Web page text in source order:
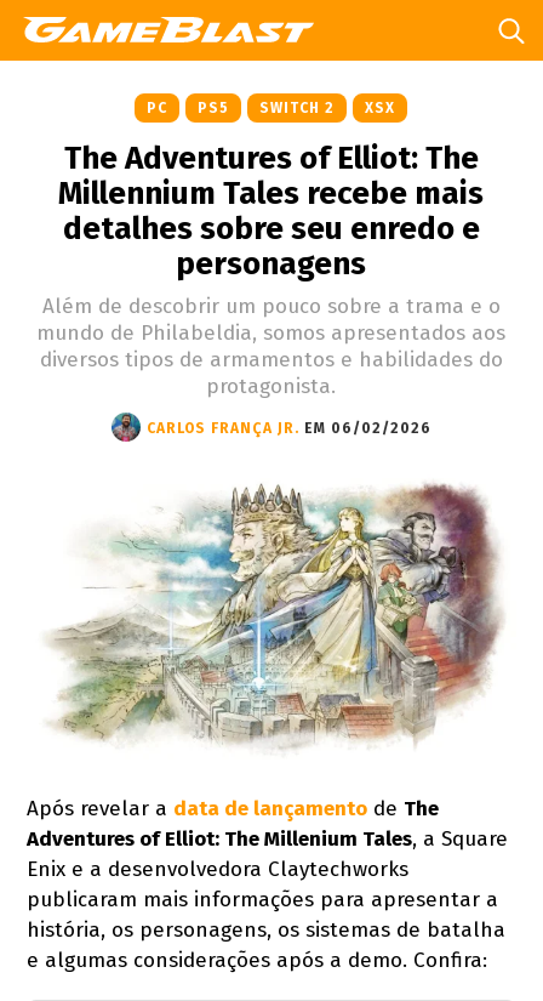
PC PS5 SWITCH 2 XSX
The Adventures of Elliot: The
Millennium Tales recebe mais
detalhes sobre seu enredo e
personagens
Além de descobrir um pouco sobre a trama e o
mundo de Philabeldia, somos apresentados aos
diversos tipos de armamentos e habilidades do
protagonista.
CARLOS FRANÇA JR. EM 06/02/2026
Após revelar a data de lançamento de The
Adventures of Elliot: The Millenium Tales, a Square
Enix e a desenvolvedora Claytechworks
publicaram mais informações para apresentar a
história, os personagens, os sistemas de batalha
e algumas considerações após a demo. Confira: